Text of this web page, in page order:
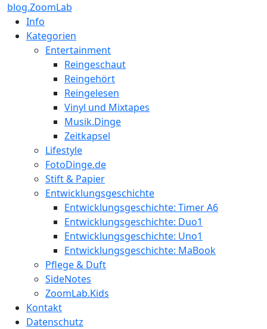
blog.ZoomLab
Info
Kategorien
Entertainment
Reingeschaut
Reingehört
Reingelesen
Vinyl und Mixtapes
Musik.Dinge
Zeitkapsel
Lifestyle
FotoDinge.de
Stift & Papier
Entwicklungsgeschichte
Entwicklungsgeschichte: Timer A6
Entwicklungsgeschichte: Duo1
Entwicklungsgeschichte: Uno1
Entwicklungsgeschichte: MaBook
Pflege & Duft
SideNotes
ZoomLab.Kids
Kontakt
Datenschutz